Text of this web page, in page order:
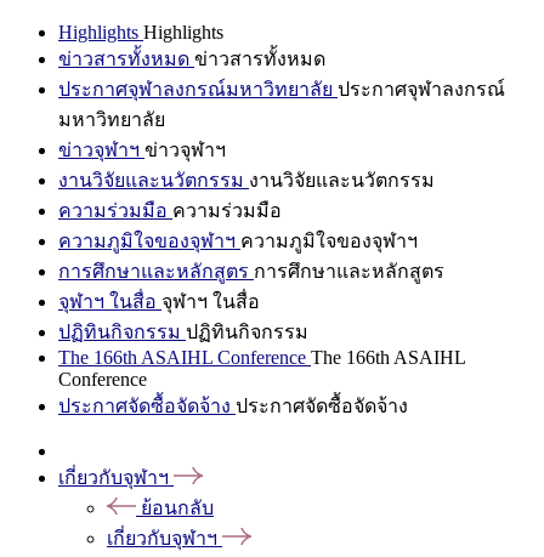
Highlights Highlights
ข่าวสารทั้งหมด ข่าวสารทั้งหมด
ประกาศจุฬาลงกรณ์มหาวิทยาลัย ประกาศจุฬาลงกรณ์
มหาวิทยาลัย
ข่าวจุฬาฯ ข่าวจุฬาฯ
งานวิจัยและนวัตกรรม งานวิจัยและนวัตกรรม
ความร่วมมือ ความร่วมมือ
ความภูมิใจของจุฬาฯ ความภูมิใจของจุฬาฯ
การศึกษาและหลักสูตร การศึกษาและหลักสูตร
จุฬาฯ ในสื่อ จุฬาฯ ในสื่อ
ปฏิทินกิจกรรม ปฏิทินกิจกรรม
The 166th ASAIHL Conference The 166th ASAIHL
Conference
ประกาศจัดซื้อจัดจ้าง ประกาศจัดซื้อจัดจ้าง
เกี่ยวกับจุฬาฯ
ย้อนกลับ
เกี่ยวกับจุฬาฯ